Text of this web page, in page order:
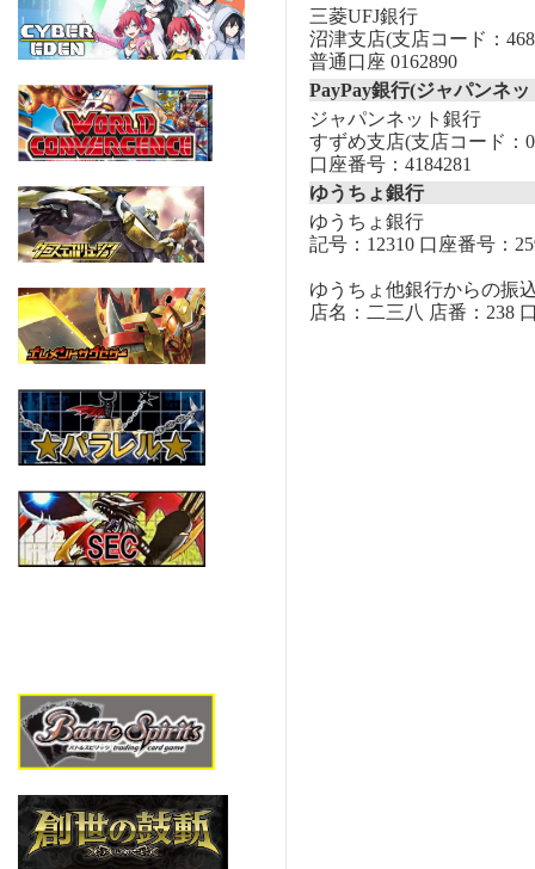
三菱UFJ銀行
沼津支店(支店コード：
普通口座 0162890
PayPay銀行(ジャパンネ
ジャパンネット銀行
すずめ支店(支店コード：
口座番号：4184281
ゆうちょ銀行
ゆうちょ銀行
記号：12310 口座番号：
ゆうちょ他銀行からの振
店名：二三八 店番：238